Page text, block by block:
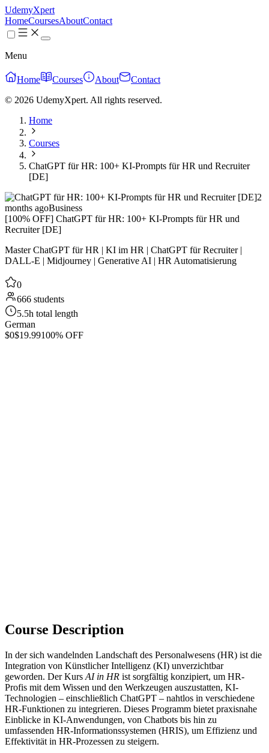
UdemyXpert
HomeCoursesAboutContact
Menu
Home Courses About
Contact
© 2026 UdemyXpert. All rights reserved.
Home
Courses
ChatGPT für HR: 100+ KI-Prompts für HR und Recruiter
[DE]
2
months agoBusiness
[100% OFF] ChatGPT für HR: 100+ KI-Prompts für HR und
Recruiter [DE]
Master ChatGPT für HR | KI im HR | ChatGPT für Recruiter |
DALL-E | Midjourney | Generative AI | HR Automatisierung
0
666 students
5.5h total length
German
$0$19.99100% OFF
Course Description
In der sich wandelnden Landschaft des Personalwesens (HR) ist die
Integration von Künstlicher Intelligenz (KI) unverzichtbar
geworden. Der Kurs AI in HR ist sorgfältig konzipiert, um HR-
Profis mit dem Wissen und den Werkzeugen auszustatten, KI-
Technologien – einschließlich ChatGPT – nahtlos in verschiedene
HR-Funktionen zu integrieren. Dieses Programm bietet praxisnahe
Einblicke in KI-Anwendungen, von Chatbots bis hin zu
umfassenden HR-Informationssystemen (HRIS), um Effizienz und
Effektivität in HR-Prozessen zu steigern.